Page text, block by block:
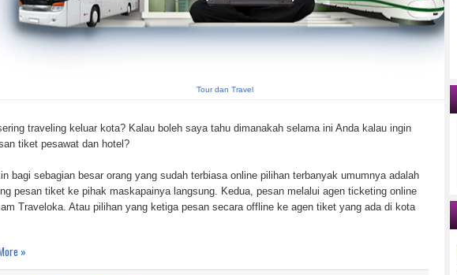
Tour dan Travel
traveling keluar kota? Kalau boleh saya tahu dimanakah selama ini Anda kalau ingin
tiket pesawat dan hotel?
bagi sebagian besar orang yang sudah terbiasa online pilihan terbanyak umumnya adalah
pesan tiket ke pihak maskapainya langsung. Kedua, pesan melalui agen ticketing online
Traveloka. Atau pilihan yang ketiga pesan secara offline ke agen tiket yang ada di kota
»